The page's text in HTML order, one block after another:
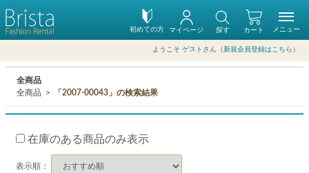
初めての方 カート
マイページ 探す
ようこそ ゲスト さん（新規会員登録はこちら ）
メニュー
全商品
全商品
「2007-00043」の検索結果
在庫のある商品のみ表示
表示順：